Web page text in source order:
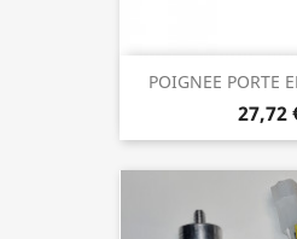
POIGNEE PORTE
27,72